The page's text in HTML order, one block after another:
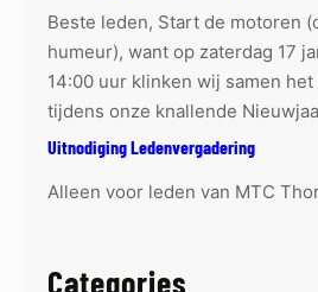
Beste leden, Start de motoren
humeur), want op zaterdag 17
14:00 uur klinken wij samen
tijdens onze knallende
Uitnodiging Ledenvergadering
Alleen voor leden van MTC
Categories